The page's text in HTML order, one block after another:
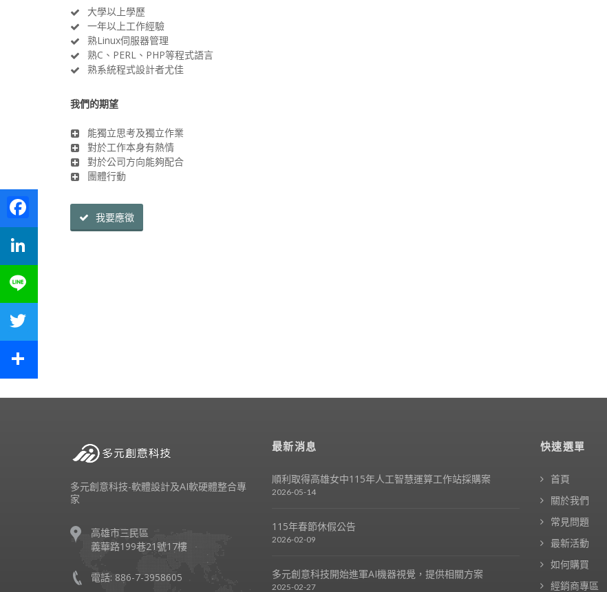
大學以上學歷
一年以上工作經驗
熟Linux伺服器管理
熟C、PERL、PHP等程式語言
熟系統程式設計者尤佳
我們的期望
能獨立思考及獨立作業
對於工作本身有熱情
對於公司方向能夠配合
團體行動
我要應徵
多元創意科技-軟體設計及AI軟硬體整合專
家
高雄市三民區
義華路199巷21號17樓
電話: 886-7-3958605
最新消息
順利取得高雄女中115年人工智慧運算工作站採購案
2026-05-14
115年春節休假公告
2026-02-09
多元創意科技開始進軍AI機器視覺，提供相關方案
2025-02-27
快速選單
首頁
關於我們
常見問題
最新活動
如何購買
經銷商專區
Facebook